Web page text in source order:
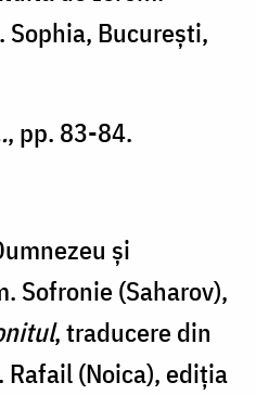
Sophia, Bucureşti,
, pp. 83-84.
şi
Sofronie (Saharov),
, traducere din
(Noica), ediţia